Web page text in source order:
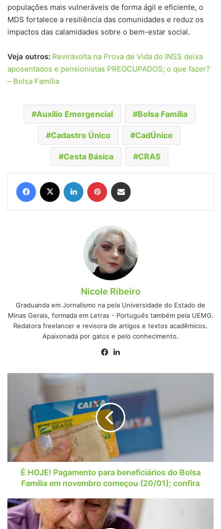
populações mais vulneráveis de forma ágil e eficiente, o
MDS fortalece a resiliência das comunidades e reduz os
impactos das calamidades sobre o bem-estar social.
Veja outros: Reviravolta na Prova de Vida do INSS deixa
aposentados e pensionistas PREOCUPADOS; o que fazer?
– Bolsa Família
Auxílio Emergencial Bolsa Família
Cadastro Único CadÚnico
Cesta Básica CRAS
Facebook Linkedin Pinterest
Nicole Ribeiro
Graduanda em Jornalismo na pela Universidade do Estado de
Minas Gerais, formada em Letras - Português também pela UEMG.
Redatora freelancer e revisora de artigos e textos acadêmicos.
Apaixonada por gatos e pelo conhecimento.
Facebook
Pagamento
beneficiários
Família
em
novembro
começou
confira
É HOJE! Pagamento para beneficiários do Bolsa
Família em novembro começou (20/01); confira
Aposentado,
cuidado:
golpistas